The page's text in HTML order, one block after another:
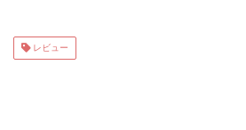
レビュー